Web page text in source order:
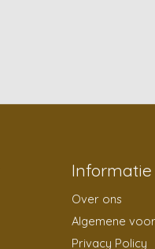
Informatie
Over ons
Algemene
Privacy Policy